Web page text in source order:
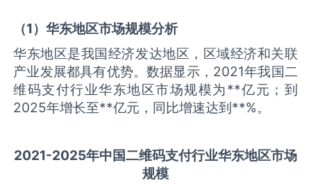
（1）华东地区市场规模分析
华东地区是我国经济发达地区，区域经济和关联
产业发展都具有优势。数据显示，2021年我国二
维码支付行业华东地区市场规模为**亿元；到
2025年增长至**亿元，同比增速达到**%。
2021-2025年中国二维码支付行业华东地区市场
规模